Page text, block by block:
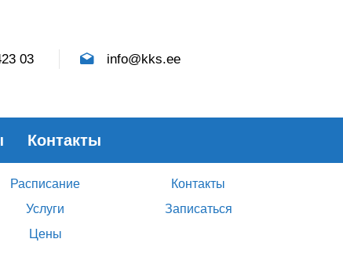
03 info@kks.ee
Контакты
Расписание
Услуги
Цены
Контакты
Записаться